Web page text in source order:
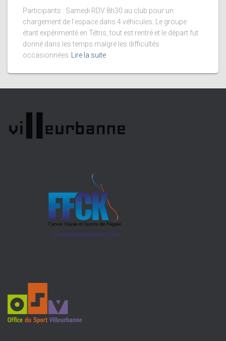
Participants : Samedi RDV 8h30 au club pour un
chargement de l’espace dans 4 véhicules. Le groupe
étant expérimenté en Tétris, tout est rentré et le départ fut
donné dans les temps malgré les difficultés
occasionnées
Lire la suite